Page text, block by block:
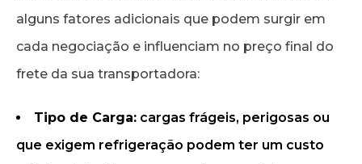
alguns fatores adicionais que podem surgir em
cada negociação e influenciam no preço final do
frete da sua transportadora:
Tipo de Carga: cargas frágeis, perigosas ou
que exigem refrigeração podem ter um custo